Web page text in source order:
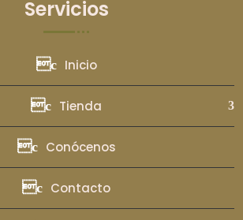
Servicios
Inicio
Tienda
Conócenos
Contacto